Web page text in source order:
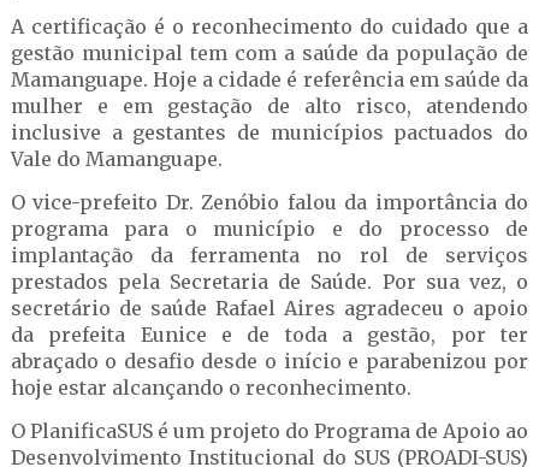
A certificação é o reconhecimento do cuidado que a
gestão municipal tem com a saúde da população de
Mamanguape. Hoje a cidade é referência em saúde da
mulher e em gestação de alto risco, atendendo
inclusive a gestantes de municípios pactuados do
Vale do Mamanguape.
O vice-prefeito Dr. Zenóbio falou da importância do
programa para o município e do processo de
implantação da ferramenta no rol de serviços
prestados pela Secretaria de Saúde. Por sua vez, o
secretário de saúde Rafael Aires agradeceu o apoio
da prefeita Eunice e de toda a gestão, por ter
abraçado o desafio desde o início e parabenizou por
hoje estar alcançando o reconhecimento.
O PlanificaSUS é um projeto do Programa de Apoio ao
Desenvolvimento Institucional do SUS (PROADI-SUS)